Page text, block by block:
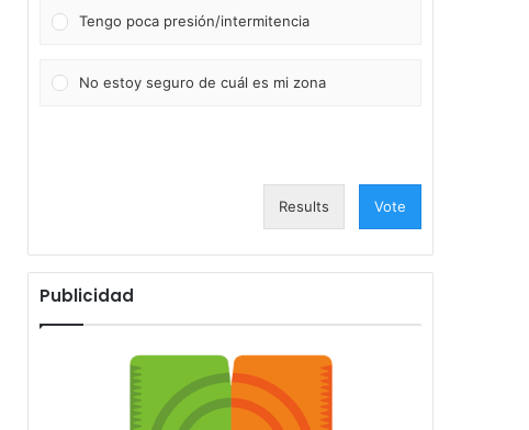
Tengo poca presión/intermitencia
No estoy seguro de cuál es mi zona
Results Vote
Publicidad